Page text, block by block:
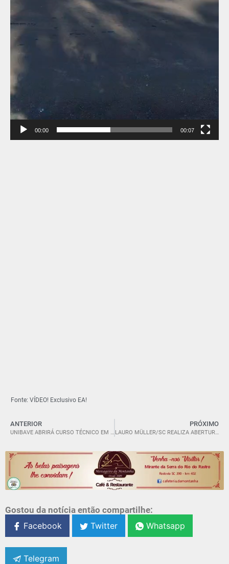
00:00 00:07
Fonte: VÍDEO! Exclusivo EA!
ANTERIOR
UNIBAVE ABRIRÁ CURSO TÉCNICO EM ENFERMAGEM GRATUITO EM PARCERIA COM O GOVERNO DO ESTADO.
PRÓXIMO
LAURO MÜLLER/SC REALIZA ABERTURA OFICIAL DO PROGRAMA ESCOLA EM TEMPO INTEGRAL NA COMUNIDADE DE BARREIROS.
Gostou da notícia então compartilhe:
Facebook
Twitter Whatsapp
Telegram